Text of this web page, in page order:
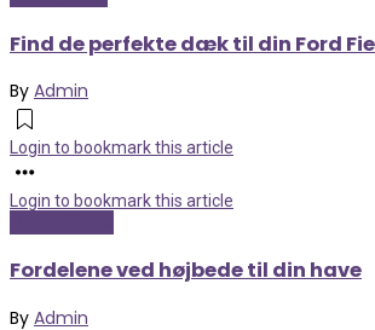
Find de perfekte dæk til din Ford
By Admin
Login to bookmark this article
Login to bookmark this article
Fordelene ved højbede til din have
By Admin